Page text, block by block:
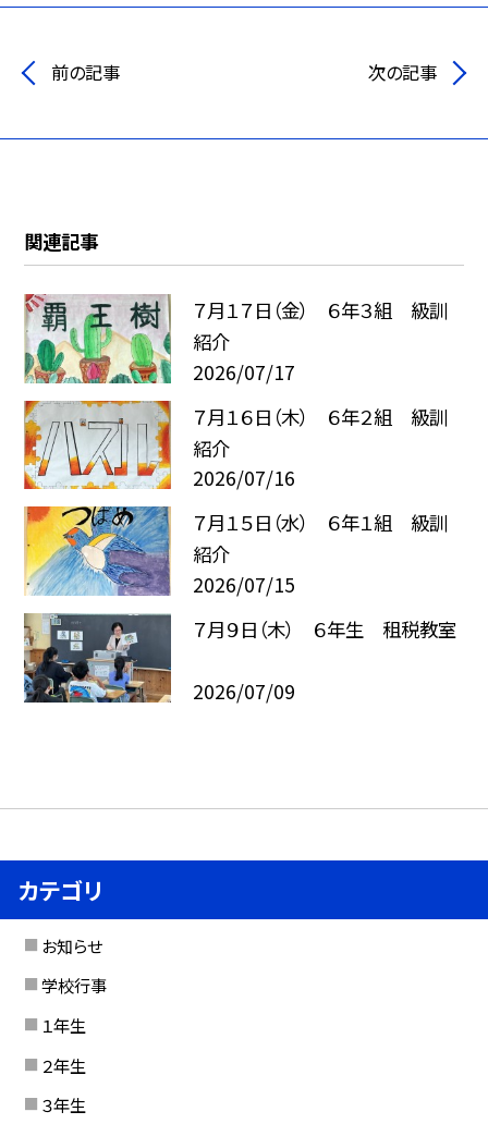
前の記事 次の記事
関連記事
７月１７日（金） ６年３組 級訓
紹介
2026/07/17
７月１６日（木） ６年２組 級訓
紹介
2026/07/16
７月１５日（水） ６年１組 級訓
紹介
2026/07/15
７月９日（木） ６年生 租税教室
2026/07/09
カテゴリ
お知らせ
学校行事
１年生
２年生
３年生